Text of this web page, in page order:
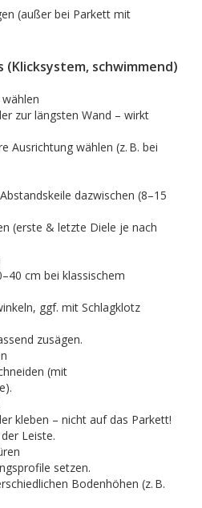
(außer bei Parkett mit
schwimmend)
zur längsten Wand – wirkt
Ausrichtung wählen (z. B. bei
dazwischen (8–15
(erste & letzte Diele je nach
cm bei klassischem
ggf. mit Schlagklotz
zusägen.
(mit
kleben – nicht auf das Parkett!
Leiste.
setzen.
Bodenhöhen (z. B.